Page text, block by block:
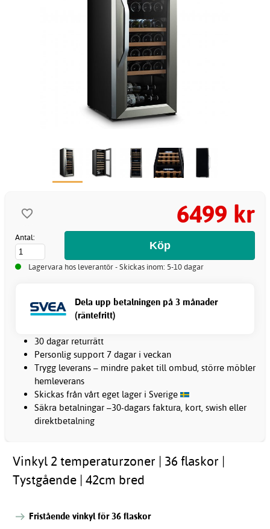
6499 kr
Antal:
Lagervara hos leverantör - Skickas inom: 5-10 dagar
Dela upp betalningen på 3 månader
(räntefritt)
30 dagar returrätt
Personlig support 7 dagar i veckan
Trygg leverans – mindre paket till ombud, större möbler
hemleverans
Skickas från vårt eget lager i Sverige
Säkra betalningar –30-dagars faktura, kort, swish eller
direktbetalning
Vinkyl 2 temperaturzoner | 36 flaskor |
Tystgående | 42cm bred
Fristående vinkyl för 36 flaskor